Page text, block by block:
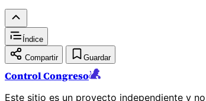
Índice
Compartir Guardar
Control Congreso
Este sitio es un proyecto independiente y